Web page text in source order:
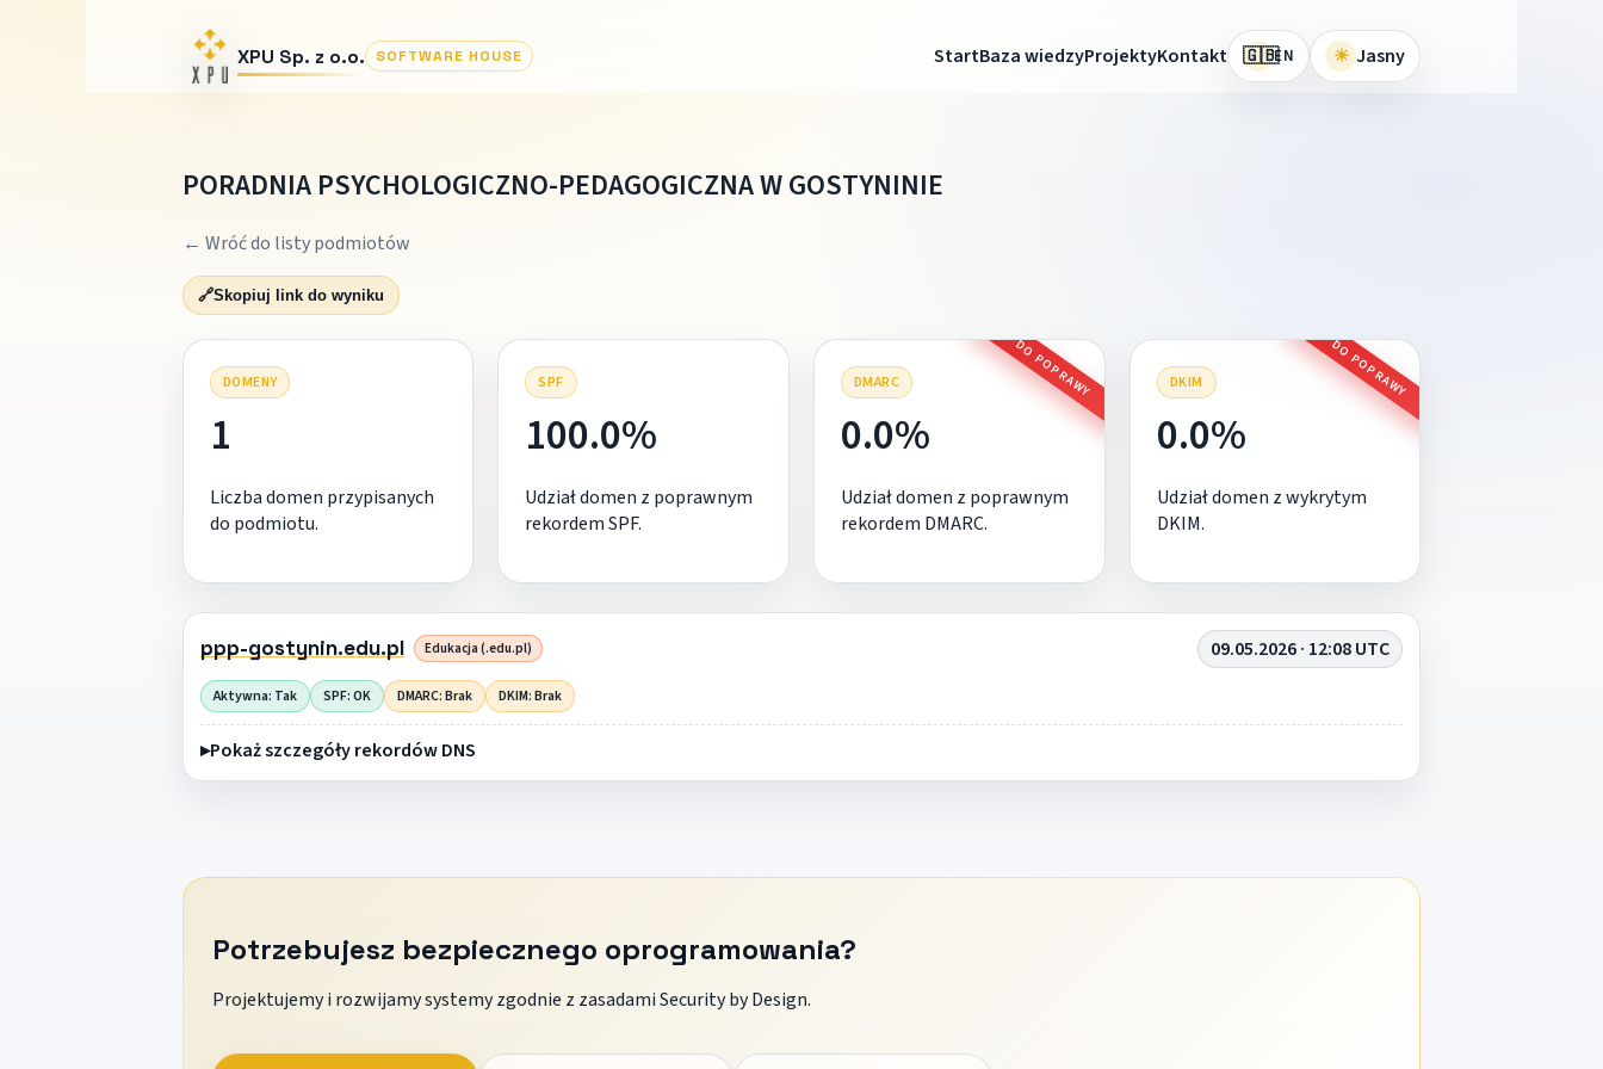
XPU Sp. z o.o. SOFTWARE HOUSE StartBaza wiedzyProjektyKontakt 🇬🇧EN ☀ Jasny
PORADNIA PSYCHOLOGICZNO-PEDAGOGICZNA W GOSTYNINIE
← Wróć do listy podmiotów
🔗Skopiuj link do wyniku
DOMENY
1
Liczba domen przypisanych
do podmiotu.
SPF
100.0%
Udział domen z poprawnym
rekordem SPF.
DMARC DO POPRAWY
0.0%
Udział domen z poprawnym
rekordem DMARC.
DKIM DO POPRAWY
0.0%
Udział domen z wykrytym
DKIM.
ppp-gostynin.edu.pl Edukacja (.edu.pl) 09.05.2026 · 12:08 UTC
Aktywna: Tak SPF: OK DMARC: Brak DKIM: Brak
Pokaż szczegóły rekordów DNS
Potrzebujesz bezpiecznego oprogramowania?
Projektujemy i rozwijamy systemy zgodnie z zasadami Security by Design.